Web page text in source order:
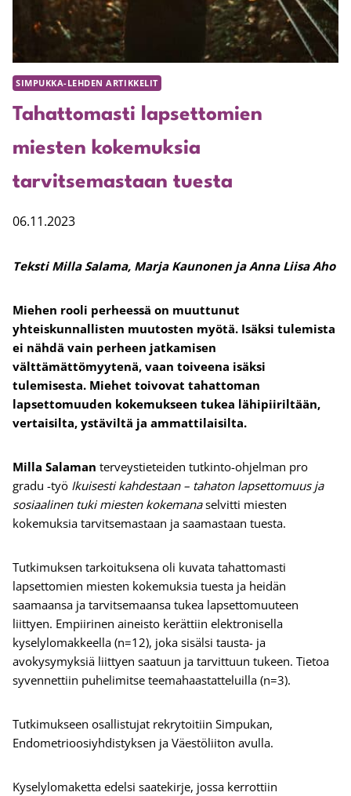
SIMPUKKA-LEHDEN ARTIKKELIT
Tahattomasti lapsettomien
miesten kokemuksia
tarvitsemastaan tuesta
06.11.2023
Teksti Milla Salama, Marja Kaunonen ja Anna Liisa Aho
Miehen rooli perheessä on muuttunut
yhteiskunnallisten muutosten myötä. Isäksi tulemista
ei nähdä vain perheen jatkamisen
välttämättömyytenä, vaan toiveena isäksi
tulemisesta. Miehet toivovat tahattoman
lapsettomuuden kokemukseen tukea lähipiiriltään,
vertaisilta, ystäviltä ja ammattilaisilta.
Milla Salaman terveystieteiden tutkinto-ohjelman pro
gradu -työ Ikuisesti kahdestaan – tahaton lapsettomuus ja
sosiaalinen tuki miesten kokemanaselvitti miesten
kokemuksia tarvitsemastaan ja saamastaan tuesta.
Tutkimuksen tarkoituksena oli kuvata tahattomasti
lapsettomien miesten kokemuksia tuesta ja heidän
saamaansa ja tarvitsemaansa tukea lapsettomuuteen
liittyen. Empiirinen aineisto kerättiin elektronisella
kyselylomakkeella (n=12), joka sisälsi tausta- ja
avokysymyksiä liittyen saatuun ja tarvittuun tukeen. Tietoa
syvennettiin puhelimitse teemahaastatteluilla (n=3).
Tutkimukseen osallistujat rekrytoitiin Simpukan,
Endometrioosiyhdistyksen ja Väestöliiton avulla.
Kyselylomaketta edelsi saatekirje, jossa kerrottiin